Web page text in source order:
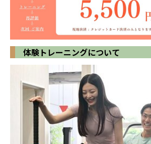
体験トレーニングについて